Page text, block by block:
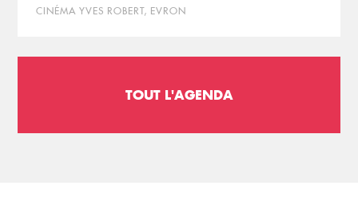
CINÉMA YVES ROBERT, EVRON
TOUT L'AGENDA